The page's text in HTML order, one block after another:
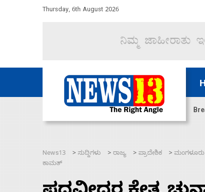
Thursday, 6th August 2026
ಸದನ ನಡೆಸಲು ಬಿಡೆವು: ಛಲವಾದಿ
News13 > ಸುದ್ದಿಗಳು > ರಾಜ್ಯ > ಪ್ರಾದೇಶಿಕ > ಮಂಗಳೂರು
ಕಾಮತ್